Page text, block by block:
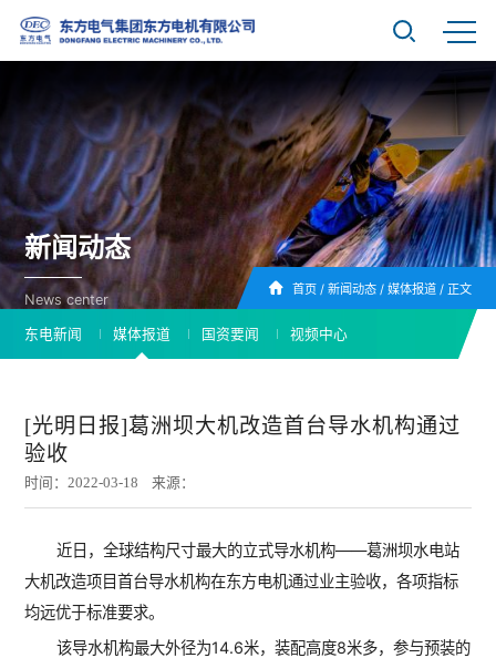
新闻动态
News center
首页/ 新闻动态/ 媒体报道/ 正文
东电新闻 媒体报道 国资要闻 视频中心
[光明日报]葛洲坝大机改造首台导水机构通过
验收
时间：2022-03-18 来源：
近日，全球结构尺寸最大的立式导水机构——葛洲坝水电站
大机改造项目首台导水机构在东方电机通过业主验收，各项指标
均远优于标准要求。
该导水机构最大外径为14.6米，装配高度8米多，参与预装的